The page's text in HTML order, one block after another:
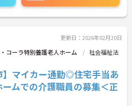
お気軽にご相談くださ
更新日：2026年02月20日
コーラ特別養護老人ホーム
社会福祉法
】マイカー通勤◎住宅手当あ
ムでの介護職員の募集＜正